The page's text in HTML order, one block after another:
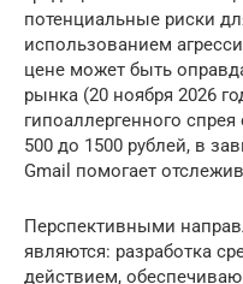
потенциальные риски
использованием
цене может быть
рынка (20 ноября 2026
гипоаллергенного
500 до 1500 рублей, в
Gmail помогает
Перспективными
являются: разработка
действием,